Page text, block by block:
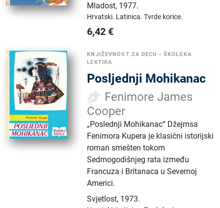
Mladost, 1977.
Hrvatski. Latinica.Tvrde korice.
6,42 €
KNJIŽEVNOST ZA DECU • ŠKOLSKA
LEKTIRA
Posljednji Mohikanac
Fenimore James
Cooper
„Poslednji Mohikanac“ Džejmsa
Fenimora Kupera je klasični istorijski
roman smešten tokom
Sedmogodišnjeg rata između
Francuza i Britanaca u Severnoj
Americi.
Svjetlost, 1973.